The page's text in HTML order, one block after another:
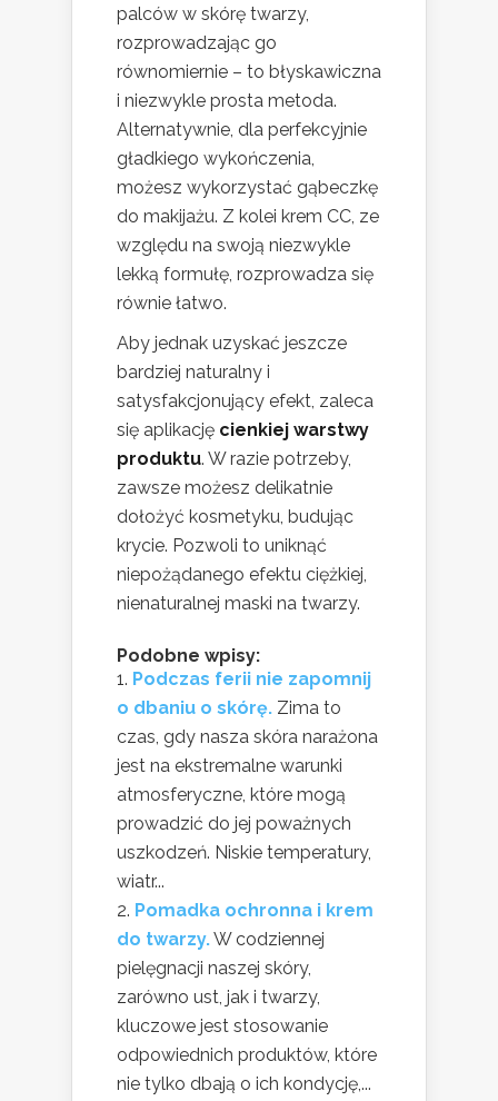
palców w skórę twarzy,
rozprowadzając go
równomiernie – to błyskawiczna
i niezwykle prosta metoda.
Alternatywnie, dla perfekcyjnie
gładkiego wykończenia,
możesz wykorzystać gąbeczkę
do makijażu. Z kolei krem CC, ze
względu na swoją niezwykle
lekką formułę, rozprowadza się
równie łatwo.
Aby jednak uzyskać jeszcze
bardziej naturalny i
satysfakcjonujący efekt, zaleca
się aplikację cienkiej warstwy
produktu. W razie potrzeby,
zawsze możesz delikatnie
dołożyć kosmetyku, budując
krycie. Pozwoli to uniknąć
niepożądanego efektu ciężkiej,
nienaturalnej maski na twarzy.
Podobne wpisy:
Podczas ferii nie zapomnij
o dbaniu o skórę. Zima to
czas, gdy nasza skóra narażona
jest na ekstremalne warunki
atmosferyczne, które mogą
prowadzić do jej poważnych
uszkodzeń. Niskie temperatury,
wiatr...
Pomadka ochronna i krem
do twarzy.W codziennej
pielęgnacji naszej skóry,
zarówno ust, jak i twarzy,
kluczowe jest stosowanie
odpowiednich produktów, które
nie tylko dbają o ich kondycję,...